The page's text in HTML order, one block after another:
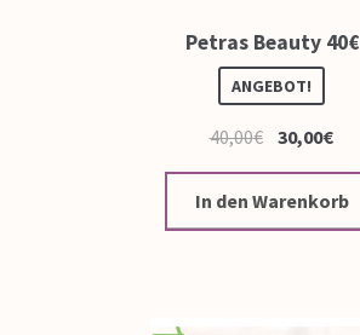
Petras Beauty 40€
ANGEBOT!
40,00€ 30,00€
In den Warenkorb